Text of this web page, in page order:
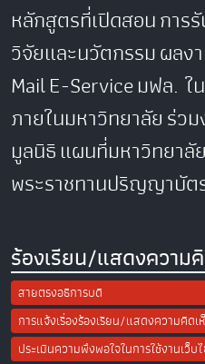
หลักสูตรที่เปิดสอนการ
วิจัยและนวัตกรรมผลง
MailE-Serviceมฟล. ใ
ภายในมหาวิทยาลัยร่ว
มูลนิธิแผนที่มหาวิทยาลั
พระราชทานปริญญาบัต
ร้องเรียน/แสดงความ
สายตรงอธิการบดี
การแจ้งเรื่องร้องเรียน/แสดงความคิดเ
ประเมินความพึงพอใจในการใช้งานเว็